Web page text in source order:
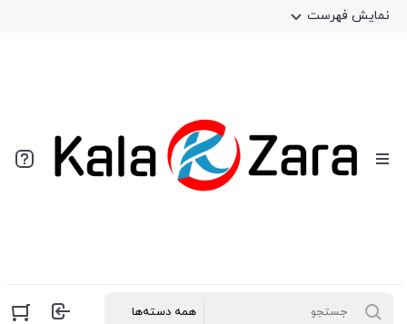
نمایش فهرست